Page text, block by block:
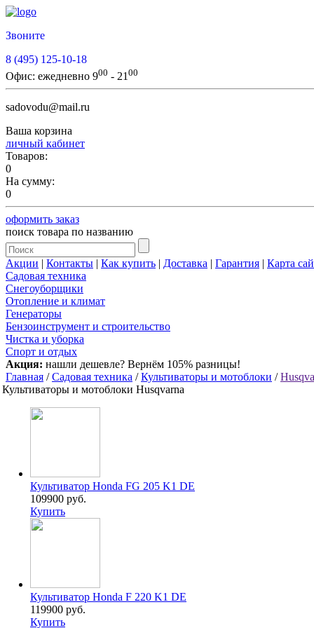
Звоните
8 (495) 125-10-18
Офис: ежедневно 900 - 21 00
sadovodu@mail.ru
Ваша корзина
личный кабинет
Товаров:
0
На сумму:
0
оформить заказ
поиск товара по названию
Акции | Контакты | Как купить | Доставка | Гарантия | Карта
Садовая техника
Снегоуборщики
Отопление и климат
Генераторы
Бензоинструмент и строительство
Чистка и уборка
Спорт и отдых
Акция: нашли дешевле? Вернём 105% разницы!
Главная /Садовая техника /Культиваторы и мотоблоки /
Культиваторы и мотоблоки Husqvarna
Культиватор Honda FG 205 K1 DE
109900 руб.
Купить
Культиватор Honda F 220 K1 DE
119900 руб.
Купить